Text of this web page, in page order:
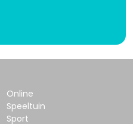
Online
Speeltuin
Sport